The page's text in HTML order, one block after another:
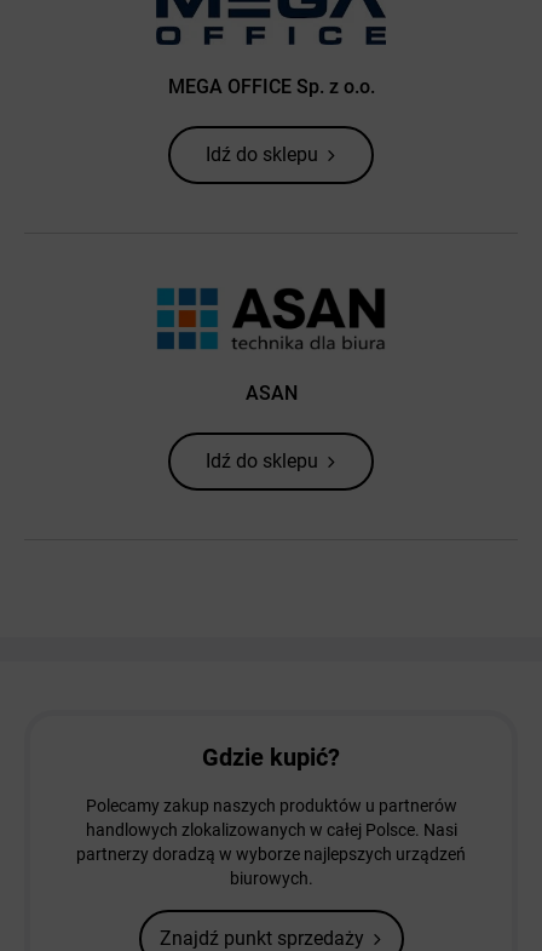
MEGA OFFICE Sp. z o.o.
Idź do sklepu
ASAN
Idź do sklepu
Gdzie kupić?
Polecamy zakup naszych produktów u partnerów
handlowych zlokalizowanych w całej Polsce. Nasi
partnerzy doradzą w wyborze najlepszych urządzeń
biurowych.
Znajdź punkt sprzedaży